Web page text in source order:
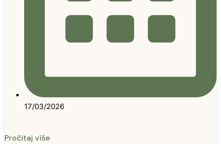
17/03/2026
Pročitaj više